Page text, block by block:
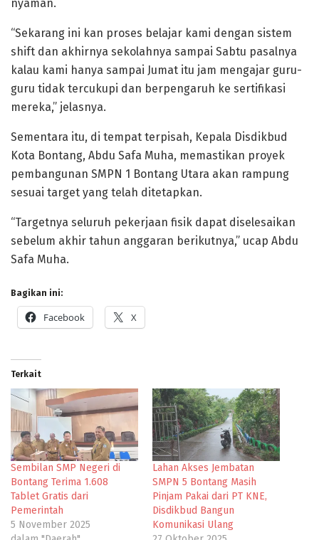
nyaman.
“Sekarang ini kan proses belajar kami dengan sistem
shift dan akhirnya sekolahnya sampai Sabtu pasalnya
kalau kami hanya sampai Jumat itu jam mengajar guru-
guru tidak tercukupi dan berpengaruh ke sertifikasi
mereka,” jelasnya.
Sementara itu, di tempat terpisah, Kepala Disdikbud
Kota Bontang, Abdu Safa Muha, memastikan proyek
pembangunan SMPN 1 Bontang Utara akan rampung
sesuai target yang telah ditetapkan.
“Targetnya seluruh pekerjaan fisik dapat diselesaikan
sebelum akhir tahun anggaran berikutnya,” ucap Abdu
Safa Muha.
Bagikan ini:
Facebook X
Terkait
Sembilan SMP Negeri di
Bontang Terima 1.608
Tablet Gratis dari
Pemerintah
5 November 2025
Lahan Akses Jembatan
SMPN 5 Bontang Masih
Pinjam Pakai dari PT KNE,
Disdikbud Bangun
Komunikasi Ulang